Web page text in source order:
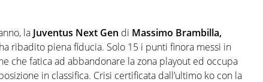
la Juventus Next Gen di Massimo Brambilla,
ribadito piena fiducia. Solo 15 i punti finora messi in
che fatica ad abbandonare la zona playout ed occupa
in classifica. Crisi certificata dall’ultimo ko con la